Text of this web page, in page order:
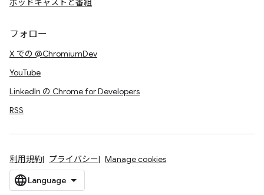
ポッドキャストと番組
フォロー
X での @ChromiumDev
YouTube
LinkedIn の Chrome for Developers
RSS
利用規約 プライバシー Manage cookies